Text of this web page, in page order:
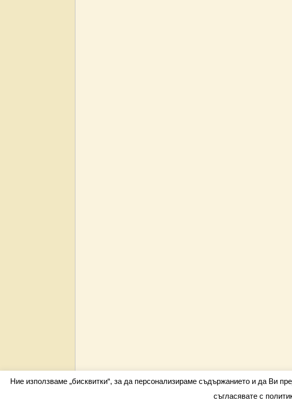
Всички права запазени barometar.net © 2026 info@barometar.net
Ние използваме „бисквитки“, за да персонализираме съдържанието и да Ви
съгласявате с